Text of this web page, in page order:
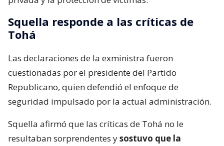
Squella responde a las críticas de
Tohá
Las declaraciones de la exministra fueron
cuestionadas por el presidente del Partido
Republicano, quien defendió el enfoque de
seguridad impulsado por la actual administración.
Squella afirmó que las críticas de Tohá no le
resultaban sorprendentes ysostuvo que la